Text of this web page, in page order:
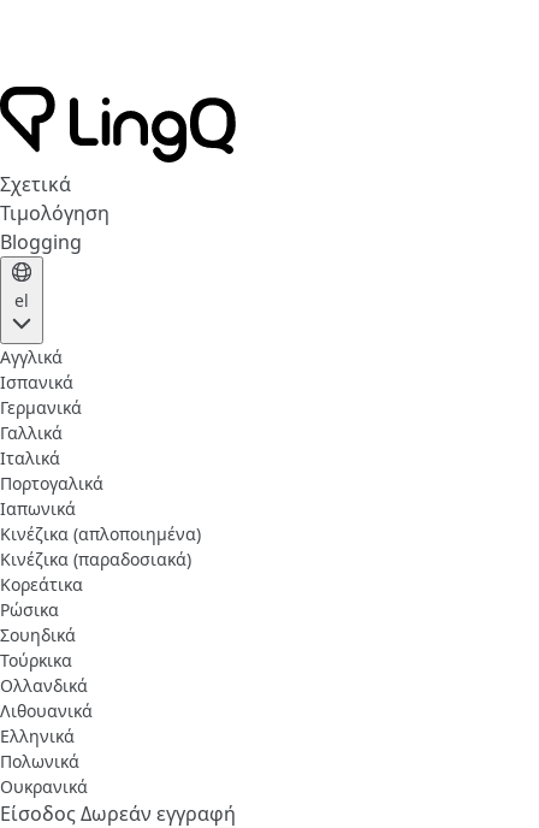
Σχετικά
Τιμολόγηση
Blogging
el
Αγγλικά
Ισπανικά
Γερμανικά
Γαλλικά
Ιταλικά
Πορτογαλικά
Ιαπωνικά
Κινέζικα (απλοποιημένα)
Κινέζικα (παραδοσιακά)
Κορεάτικα
Ρώσικα
Σουηδικά
Τούρκικα
Ολλανδικά
Λιθουανικά
Ελληνικά
Πολωνικά
Ουκρανικά
ΕίσοδοςΔωρεάν εγγραφή